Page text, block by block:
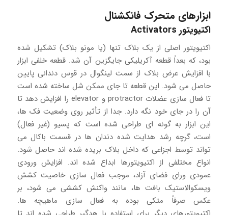
ابزارهای متحرک فانکشنال
اکتیویتور Activators
اکتیویتور اصلی از یک بلاک تنها (یا مونو بلاک) تشکیل شده
بود، که بعداً قطعه آکریلیکی جایگزین آن شد. قطعه خلفی ابزار
با افزایش عرض بلاک از سمت لینگوال در قوس دندانی پایین
حاصل می شود. این قطعه تا جای ممکن شل ساخته شده است
تا فعال سازی عضلات protractor و elevator را افزایش دهد تا
آن را در جای خود نگه دارد. جدا از تأثیر روی وضعیت فک ها،
این ابزار به گونه ای طراحی شده است که پسیو (غیر فعال)
است، گرچه رشد هدایت شده دندان ها در قسمت باکال می
تواند توسط اجزاعی که داخل بلاک بریده شده اند حاصل شود.
انواع مختلفی از اکتیویتورها ابداع شده اند. افزایش ورودی
عمودی ورای فضای آزاد، موجب فعال سازی خاصیت کشش
ویسکوالاستیک بافت ها، مانند واکنش کششی می شود، بر
عکس صرفاً متکی بوده به فعال سازی ماهیچه ها.